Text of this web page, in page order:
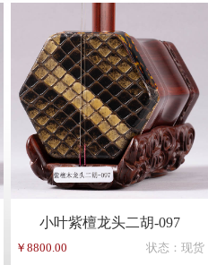
小叶紫檀龙头二胡-097
￥8800.00 状态：现货